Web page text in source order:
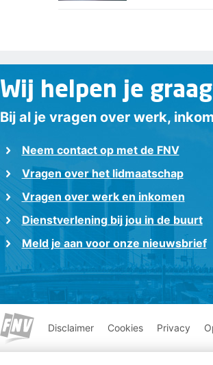
Wij helpen je graag
Bij al je vragen over werk,
Neem contact op met de FNV
Vragen over het lidmaatschap
Vragen over werk en inkomen
Dienstverlening bij jou in de buurt
Meld je aan voor onze nieuwsbrief
Disclaimer Cookies Privacy